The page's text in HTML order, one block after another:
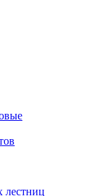
лестниц